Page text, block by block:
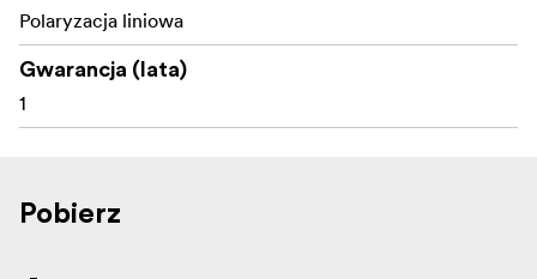
Polaryzacja liniowa
Gwarancja (lata)
1
Pobierz